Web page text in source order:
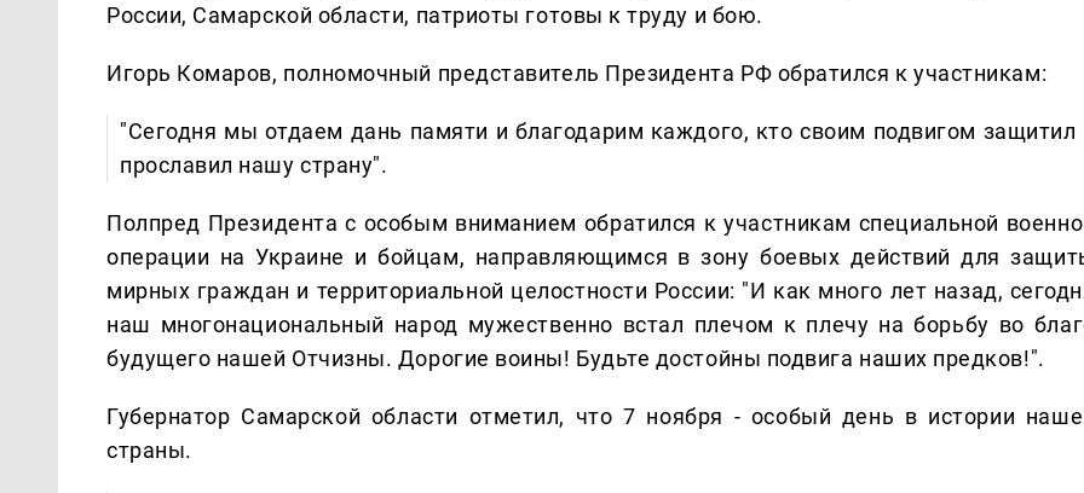
России, Самарской области, патриоты готовы к труду и бою.
Игорь Комаров, полномочный представитель Президента РФ обратился к участникам:
"Сегодня мы отдаем дань памяти и благодарим каждого, кто своим подвигом защитил
прославил нашу страну".
Полпред Президента с особым вниманием обратился к участникам специальной
операции на Украине и бойцам, направляющимся в зону боевых действий для
мирных граждан и территориальной целостности России: "И как много лет назад,
наш многонациональный народ мужественно встал плечом к плечу на борьбу во
будущего нашей Отчизны. Дорогие воины! Будьте достойны подвига наших предков!".
Губернатор Самарской области отметил, что 7 ноября - особый день в истории
страны.